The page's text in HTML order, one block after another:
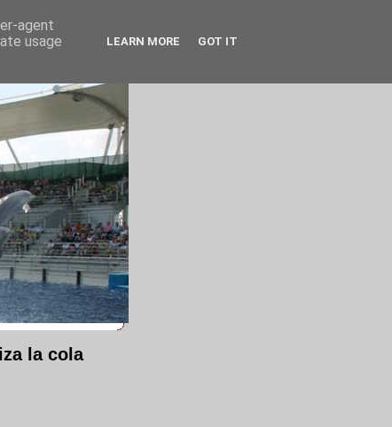
la cola
agent
usage
LEARN MORE GOT IT